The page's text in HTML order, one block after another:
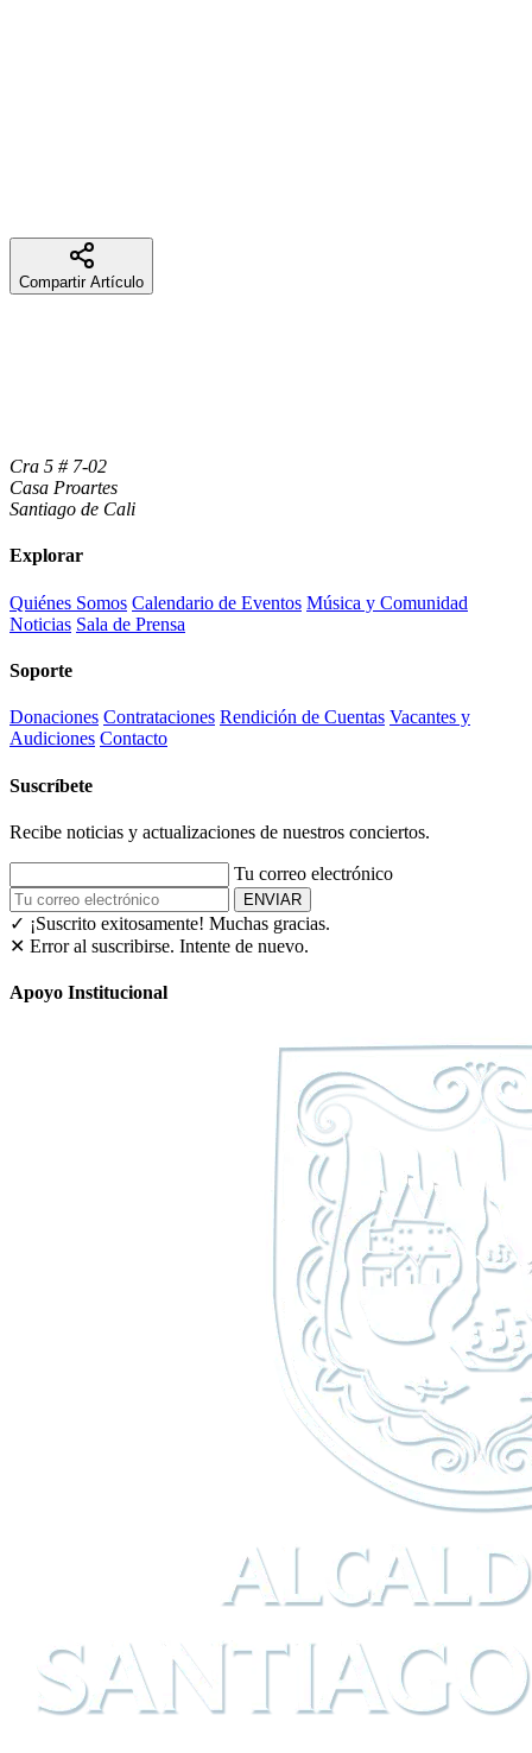
Compartir Artículo
Cra 5 # 7-02
Casa Proartes
Santiago de Cali
Explorar
Quiénes Somos Calendario de Eventos Música y Comunidad
Noticias Sala de Prensa
Soporte
Donaciones Contrataciones Rendición de Cuentas Vacantes y
Audiciones Contacto
Suscríbete
Recibe noticias y actualizaciones de nuestros conciertos.
Tu correo electrónico
ENVIAR
✓ ¡Suscrito exitosamente! Muchas gracias.
✕ Error al suscribirse. Intente de nuevo.
Apoyo Institucional